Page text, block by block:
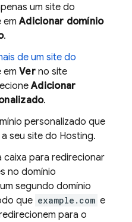
um site do
emAdicionar domínio
.
de um site do
em Verno site
Adicionar
.
personalizado que
seu site do Hosting.
para redirecionar
no domínio
segundo domínio
que example.com e
para o